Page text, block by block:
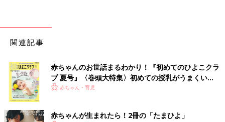
関連記事
赤ちゃんのお世話まるわかり！『初めてのひよこクラ
ブ 夏号』〈巻頭大特集〉初めての授乳がうまくい
く！ おっぱい・ミルクの基本と夏のトラブル 解決テ
赤ちゃん・育児
赤ちゃんが生まれたら！2冊の「たまひよ」